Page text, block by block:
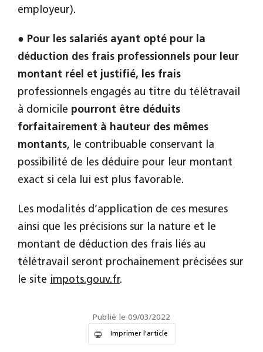
employeur).
● Pour les salariés ayant opté pour la
déduction des frais professionnels pour leur
montant réel et justifié, les frais
professionnels engagés au titre du télétravail
à domicile pourront être déduits
forfaitairement à hauteur des mêmes
montants, le contribuable conservant la
possibilité de les déduire pour leur montant
exact si cela lui est plus favorable.
Les modalités d’application de ces mesures
ainsi que les précisions sur la nature et le
montant de déduction des frais liés au
télétravail seront prochainement précisées sur
le site impots.gouv.fr.
Publié le 09/03/2022
Imprimer l'article